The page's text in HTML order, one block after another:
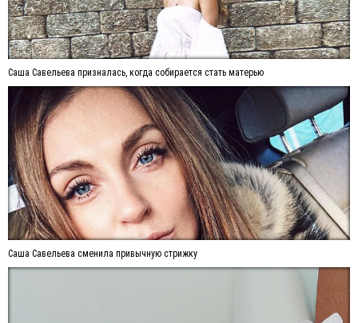
Саша Савельева призналась, когда собирается стать матерью
Саша Савельева сменила привычную стрижку